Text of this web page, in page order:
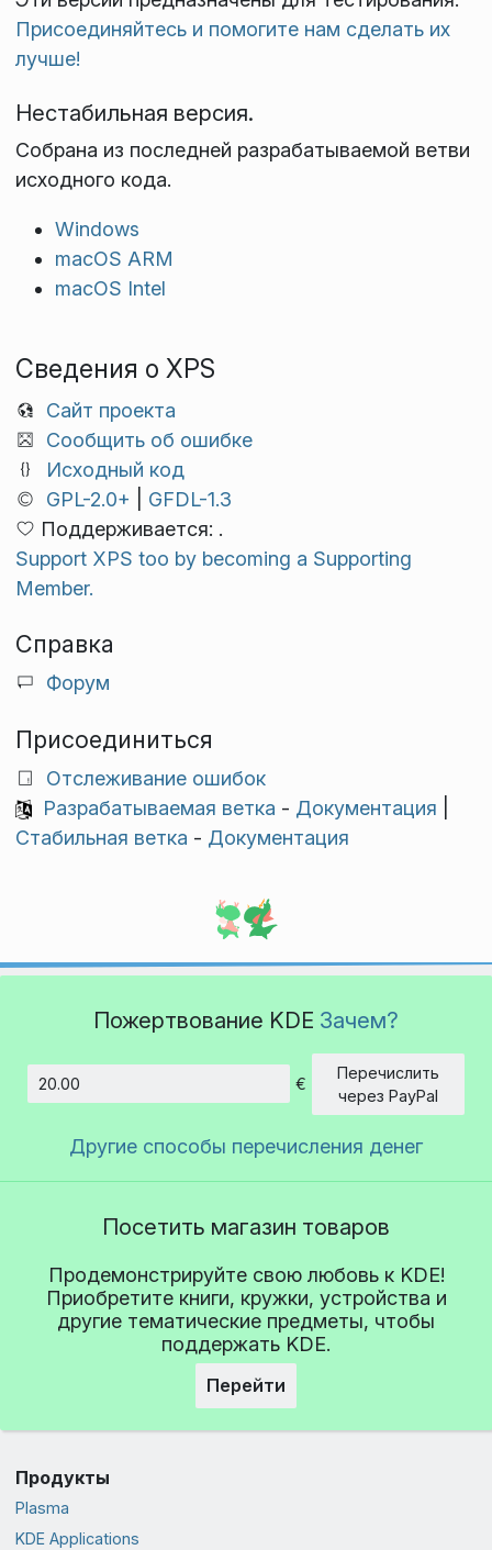
Присоединяйтесь и помогите нам сделать их
лучше!
Нестабильная версия.
Собрана из последней разрабатываемой ветви
исходного кода.
Windows
macOS ARM
macOS Intel
Сведения о XPS
Сайт проекта
Сообщить об ошибке
Исходный код
GPL-2.0+
GFDL-1.3
Поддерживается: .
Support XPS too by becoming a Supporting
Member.
Справка
Форум
Присоединиться
Отслеживание ошибок
Разрабатываемая ветка - Документация
Стабильная ветка - Документация
Пожертвование KDE Зачем?
€
Перечислить
через PayPal
Другие способы перечисления денег
Посетить магазин товаров
Продемонстрируйте свою любовь к KDE!
Приобретите книги, кружки, устройства и
другие тематические предметы, чтобы
поддержать KDE.
Перейти
Продукты
Plasma
KDE Applications